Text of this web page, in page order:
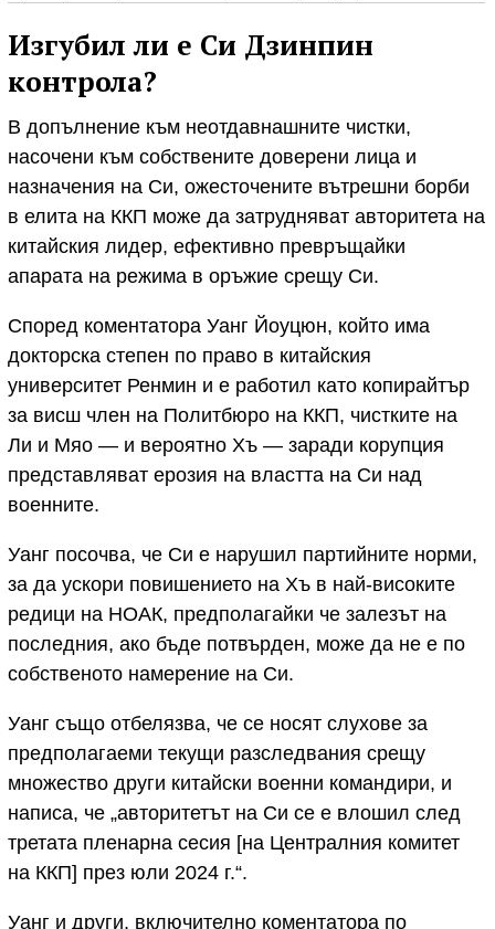
Изгубил ли е Си Дзинпин
контрола?
В допълнение към неотдавнашните чистки,
насочени към собствените доверени лица и
назначения на Си, ожесточените вътрешни борби
в елита на ККП може да затрудняват авторитета на
китайския лидер, ефективно превръщайки
апарата на режима в оръжие срещу Си.
Според коментатора Уанг Йоуцюн, който има
докторска степен по право в китайския
университет Ренмин и е работил като копирайтър
за висш член на Политбюро на ККП, чистките на
Ли и Мяо — и вероятно Хъ — заради корупция
представляват ерозия на властта на Си над
военните.
Уанг посочва, че Си е нарушил партийните норми,
за да ускори повишението на Хъ в най-високите
редици на НОАК, предполагайки че залезът на
последния, ако бъде потвърден, може да не е по
собственото намерение на Си.
Уанг също отбелязва, че се носят слухове за
предполагаеми текущи разследвания срещу
множество други китайски военни командири, и
написа, че „авторитетът на Си се е влошил след
третата пленарна сесия [на Централния комитет
на ККП] през юли 2024 г.“.
Уанг и други, включително коментатора по